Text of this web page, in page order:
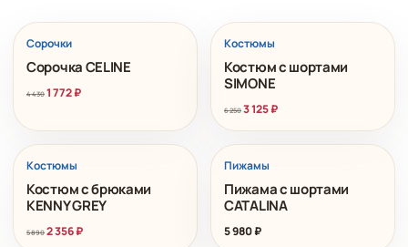
Сорочки
Сорочка CELINE
4 430 1 772₽
Костюмы
Костюм с шортами
SIMONE
6 250 3 125₽
Костюмы
Костюм с брюками
KENNY GREY
5 890 2 356₽
Пижамы
Пижама с шортами
CATALINA
5 980₽